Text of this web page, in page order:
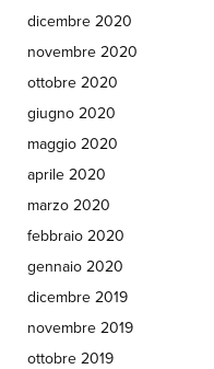
dicembre 2020
novembre 2020
ottobre 2020
giugno 2020
maggio 2020
aprile 2020
marzo 2020
febbraio 2020
gennaio 2020
dicembre 2019
novembre 2019
ottobre 2019